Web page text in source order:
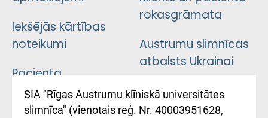
Iekšējās kārtības
noteikumi
Pacienta
atsauksmju/sūdzību
iesniegšanas
rokasgrāmata
Austrumu slimnīcas
atbalsts Ukrainai
Підтримка Східної
лікарні та співпраця з
SIA "Rīgas Austrumu klīniskā universitātes
slimnīca" (vienotais reģ. Nr. 40003951628,